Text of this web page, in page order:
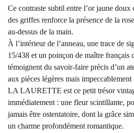
Ce contraste subtil entre l’or jaune doux
des griffes renforce la présence de la
au-dessus de la main.
À l’intérieur de l’anneau, une trace de
15/438 et un poinçon de maître français
témoignent du savoir-faire précis d’un
aux pièces légères mais impeccablement
LA LAURETTE est ce petit trésor
immédiatement : une fleur scintillante,
jamais être ostentatoire, dont la grâce
un charme profondément romantique.